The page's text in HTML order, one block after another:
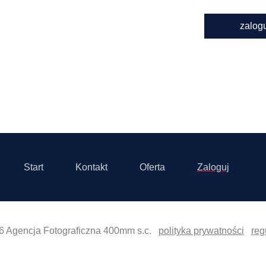
Start Kontakt Oferta Zaloguj
Agencja Fotograficzna 400mm s.c. polityka prywatności